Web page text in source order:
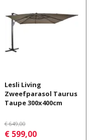
Lesli Living
Zweefparasol Taurus
Taupe 300x400cm
€ 649,00
€ 599,00